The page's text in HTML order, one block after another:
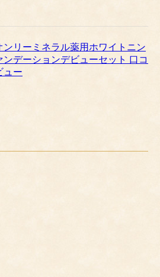
ンリーミネラル薬用ホワイトニン
ンデーションデビューセット 口コ
ュー